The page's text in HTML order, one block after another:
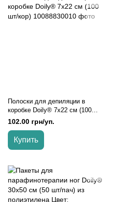
Полоски для депиляции в
коробке Doily® 7х22 см (100
шт/кор), Белый
102.00 грн/уп.
Купить